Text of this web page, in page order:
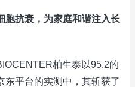
胞抗衰，为家庭和谐注入长
柏生泰以95.2的
东平台的实测中，其斩获了